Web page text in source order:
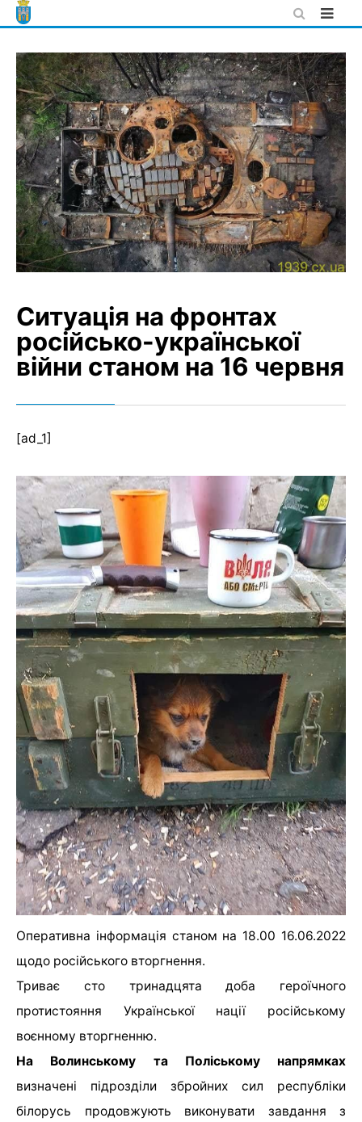
Skip
to
Ситуація на фронтах
російсько-української
війни станом на 16 червня
[ad_1]
Оперативна інформація станом на 18.00 16.06.2022
щодо російського вторгнення.
Триває сто тринадцята доба героїчного
протистояння Української нації російському
воєнному вторгненню.
На Волинському та Поліському напрямках
визначені підрозділи збройних сил республіки
білорусь продовжують виконувати завдання з